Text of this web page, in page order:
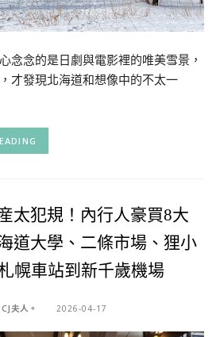
念念的是日劇與電影裡的唯美雪景，
才發現北海道和想像中的不太一
太犯規！內行人豪買8大
道大學、二條市場、狸小
幌車站到新千歲機場
CJ夫人。 2026-04-17